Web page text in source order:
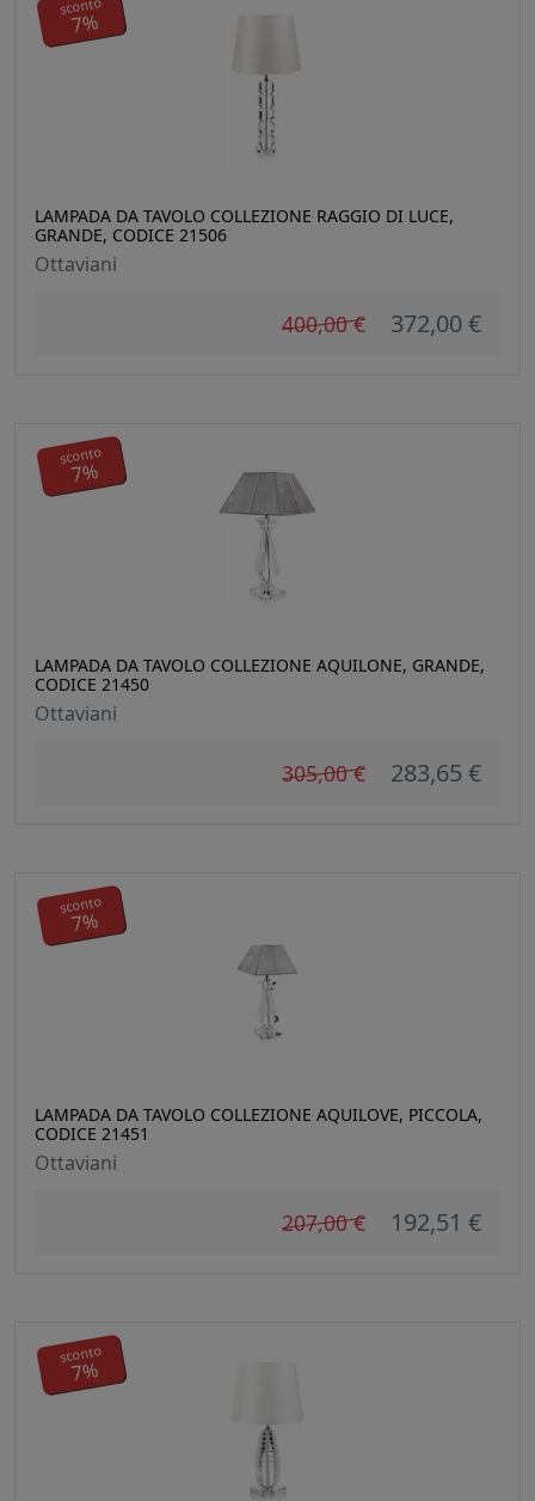
LAMPADA DA TAVOLO COLLEZIONE RAGGIO DI LUCE,
GRANDE, CODICE 21506
Ottaviani
400,00 € 372,00 €
sconto
7%
LAMPADA DA TAVOLO COLLEZIONE AQUILONE, GRANDE,
CODICE 21450
Ottaviani
305,00 € 283,65 €
sconto
7%
LAMPADA DA TAVOLO COLLEZIONE AQUILOVE, PICCOLA,
CODICE 21451
Ottaviani
207,00 € 192,51 €
sconto
7%
sconto
7%